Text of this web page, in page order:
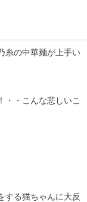
糸の中華麺が上手い
・・こんな悲しいこ
する猫ちゃんに大反